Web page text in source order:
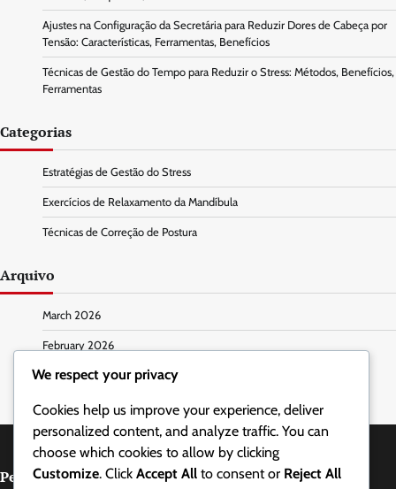
Ajustes na Configuração da Secretária para Reduzir Dores de Cabeça por
Tensão: Características, Ferramentas, Benefícios
Técnicas de Gestão do Tempo para Reduzir o Stress: Métodos, Benefícios,
Ferramentas
Categorias
Estratégias de Gestão do Stress
Exercícios de Relaxamento da Mandíbula
Técnicas de Correção de Postura
Arquivo
March 2026
February 2026
Pesquisar
We respect your privacy
Cookies help us improve your experience, deliver
personalized content, and analyze traffic. You can
choose which cookies to allow by clicking
Customize. Click Accept All to consent or Reject All